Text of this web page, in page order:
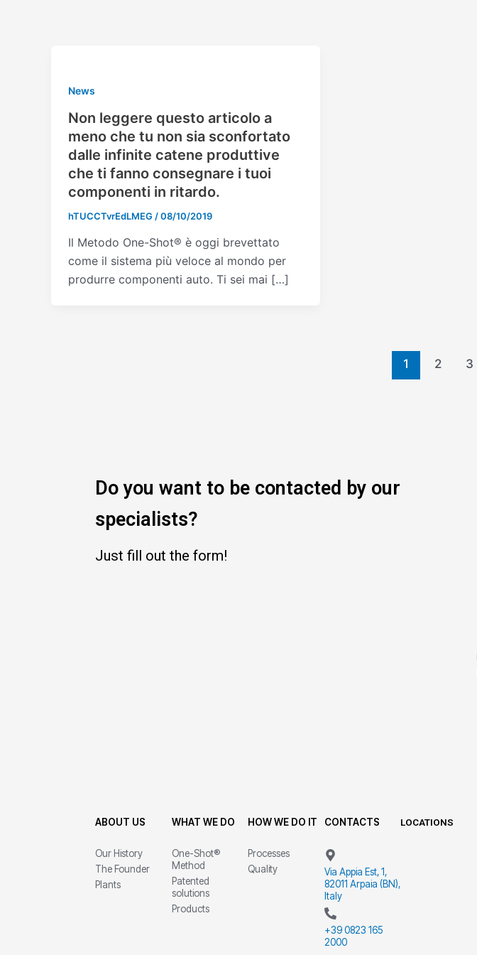
News
Non leggere questo articolo a
meno che tu non sia sconfortato
dalle infinite catene produttive
che ti fanno consegnare i tuoi
componenti in ritardo.
hTUCCTvrEdLMEG /08/10/2019
Il Metodo One-Shot® è oggi brevettato
come il sistema più veloce al mondo per
produrre componenti auto. Ti sei mai […]
1 2 3
Do you want to be contacted by our
specialists?
Just fill out the form!
ABOUT US
Our History
The Founder
Plants
WHAT WE DO
One-Shot®
Method
Patented
solutions
Products
HOW WE DO IT
Processes
Quality
CONTACTS
Via Appia Est, 1,
82011 Arpaia (BN),
Italy
+39 0823 165
2000
LOCATIONS